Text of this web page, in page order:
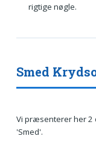
rigtige nøgle.
Smed
Vi præsenterer her 2
'Smed'.